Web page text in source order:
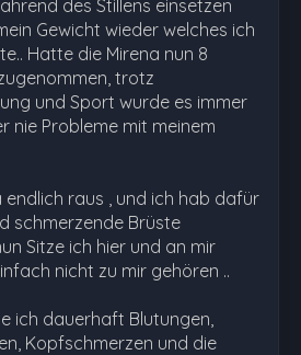
des Stillens einsetzen
Gewicht wieder welches ich
Hatte die Mirena nun 8
trotz
und Sport wurde es immer
nie Probleme mit meinem
raus , und ich hab dafür
schmerzende Brüste
Sitze ich hier und an mir
nicht zu mir gehören ..
ich dauerhaft Blutungen,
Kopfschmerzen und die